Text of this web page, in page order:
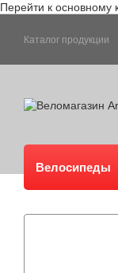
Перейти к основному
Каталог продукции
Велосипеды